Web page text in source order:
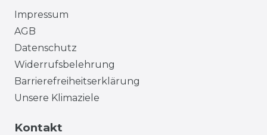
Impressum
AGB
Datenschutz
Widerrufsbelehrung
Barrierefreiheitserklärung
Unsere Klimaziele
Kontakt